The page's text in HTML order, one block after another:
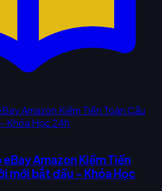
Amazon Kiếm Tiền
mới bắt đầu - Khóa Học